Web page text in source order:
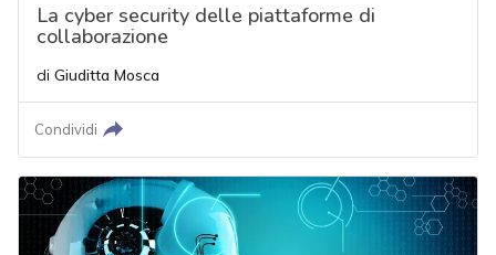
La cyber security delle piattaforme di
collaborazione
di Giuditta Mosca
Condividi